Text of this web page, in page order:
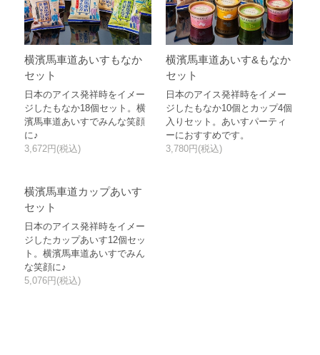
横濱馬車道あいすもなか
セット
日本のアイス発祥時をイメー
ジしたもなか18個セット。横
濱馬車道あいすでみんな笑顔
に♪
3,672円(税込)
横濱馬車道あいす&もなか
セット
日本のアイス発祥時をイメー
ジしたもなか10個とカップ4個
入りセット。あいすパーティ
ーにおすすめです。
3,780円(税込)
横濱馬車道カップあいす
セット
日本のアイス発祥時をイメー
ジしたカップあいす12個セッ
ト。横濱馬車道あいすでみん
な笑顔に♪
5,076円(税込)